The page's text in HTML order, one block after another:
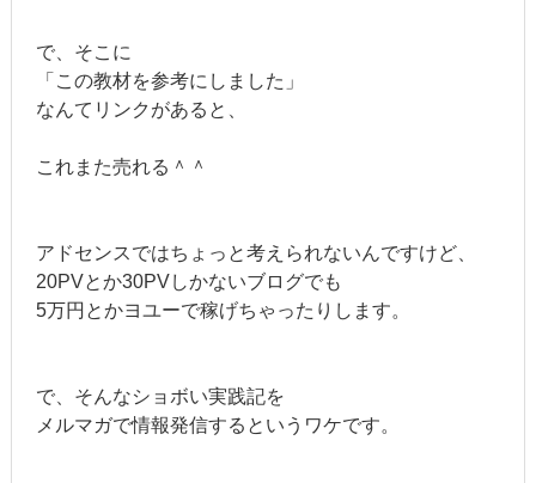
で、そこに
「この教材を参考にしました」
なんてリンクがあると、
これまた売れる＾＾
アドセンスではちょっと考えられないんですけど、
20PVとか30PVしかないブログでも
5万円とかヨユーで稼げちゃったりします。
で、そんなショボい実践記を
メルマガで情報発信するというワケです。